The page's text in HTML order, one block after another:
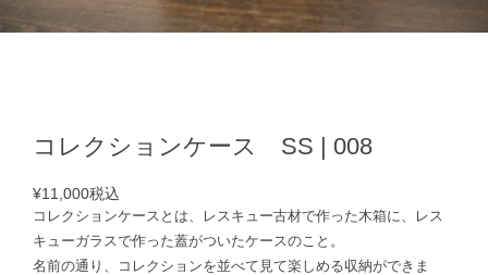
コレクションケース SS | 008
¥11,000税込
コレクションケースとは、レスキュー古材で作った木箱に、レス
キューガラスで作った蓋がついたケースのこと。
名前の通り、コレクションを並べて見て楽しめる収納ができま